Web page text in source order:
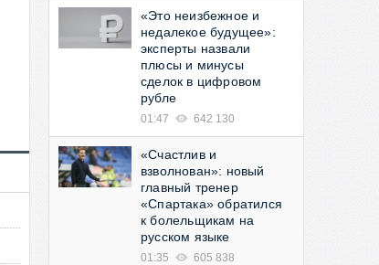
«Это неизбежное и
недалекое будущее»:
эксперты назвали
плюсы и минусы
сделок в цифровом
рубле
01:47 642 130
«Счастлив и
взволнован»: новый
главный тренер
«Спартака» обратился
к болельщикам на
русском языке
01:35 605 838